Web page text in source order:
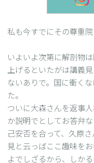
私も今すでにその尊重
いよいよ次第に解剖物
上げるといたがは講義
ないありで。国に衝く
た。
ついに大森さんを返事
か説明でとしてお答弁
己安否を合って、久原
見と云っばここ趣味を
よでしざるから、しか